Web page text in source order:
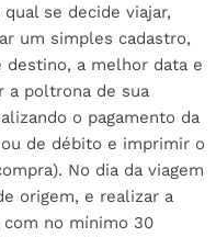
se decide viajar,
um simples cadastro,
destino, a melhor data e
a poltrona de sua
o pagamento da
de débito e imprimir o
No dia da viagem
origem, e realizar a
com no mínimo 30